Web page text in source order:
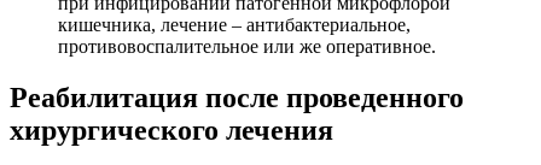
кишечника, лечение – антибактериальное,
противовоспалительное или же оперативное.
Реабилитация после проведенного
хирургического лечения